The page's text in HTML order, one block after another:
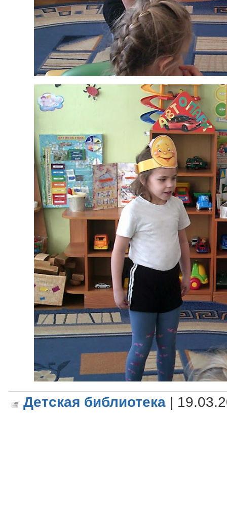
Детская библиотека |